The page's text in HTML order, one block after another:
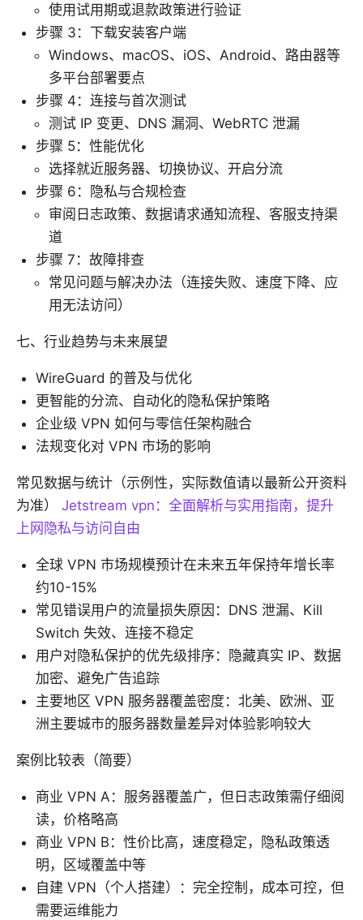
使用试用期或退款政策进行验证
步骤 3：下载安装客户端
Windows、macOS、iOS、Android、路由器等
多平台部署要点
步骤 4：连接与首次测试
测试 IP 变更、DNS 漏洞、WebRTC 泄漏
步骤 5：性能优化
选择就近服务器、切换协议、开启分流
步骤 6：隐私与合规检查
审阅日志政策、数据请求通知流程、客服支持渠
道
步骤 7：故障排查
常见问题与解决办法（连接失败、速度下降、应
用无法访问）
七、行业趋势与未来展望
WireGuard 的普及与优化
更智能的分流、自动化的隐私保护策略
企业级 VPN 如何与零信任架构融合
法规变化对 VPN 市场的影响
常见数据与统计（示例性，实际数值请以最新公开资料
为准） Jetstream vpn：全面解析与实用指南，提升
上网隐私与访问自由
全球 VPN 市场规模预计在未来五年保持年增长率
约10-15%
常见错误用户的流量损失原因：DNS 泄漏、Kill
Switch 失效、连接不稳定
用户对隐私保护的优先级排序：隐藏真实 IP、数据
加密、避免广告追踪
主要地区 VPN 服务器覆盖密度：北美、欧洲、亚
洲主要城市的服务器数量差异对体验影响较大
案例比较表（简要）
商业 VPN A：服务器覆盖广，但日志政策需仔细阅
读，价格略高
商业 VPN B：性价比高，速度稳定，隐私政策透
明，区域覆盖中等
自建 VPN（个人搭建）：完全控制，成本可控，但
需要运维能力